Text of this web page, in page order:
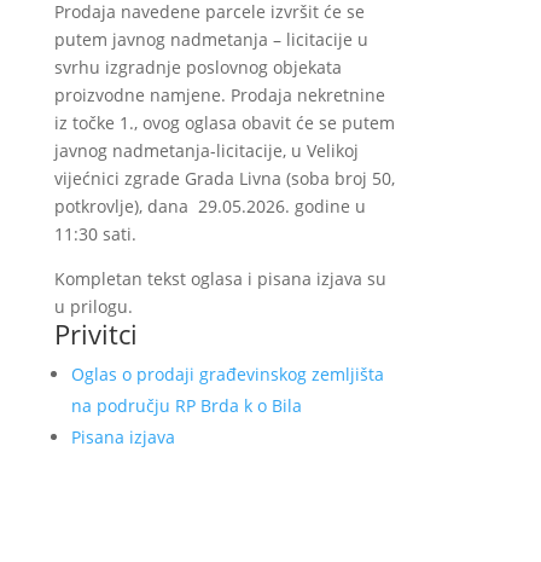
Prodaja navedene parcele izvršit će se
putem javnog nadmetanja – licitacije u
svrhu izgradnje poslovnog objekata
proizvodne namjene. Prodaja nekretnine
iz točke 1., ovog oglasa obavit će se putem
javnog nadmetanja-licitacije, u Velikoj
vijećnici zgrade Grada Livna (soba broj 50,
potkrovlje), dana 29.05.2026. godine u
11:30 sati.
Kompletan tekst oglasa i pisana izjava su
u prilogu.
Privitci
Oglas o prodaji građevinskog zemljišta
na području RP Brda k o Bila
Pisana izjava